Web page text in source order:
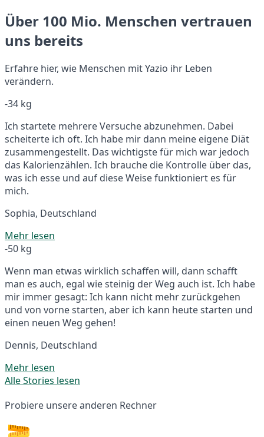
Über 100 Mio. Menschen vertrauen
uns bereits
Erfahre hier, wie Menschen mit Yazio ihr Leben
verändern.
-34 kg
Ich startete mehrere Versuche abzunehmen. Dabei
scheiterte ich oft. Ich habe mir dann meine eigene Diät
zusammengestellt. Das wichtigste für mich war jedoch
das Kalorienzählen. Ich brauche die Kontrolle über das,
was ich esse und auf diese Weise funktioniert es für
mich.
Sophia, Deutschland
Mehr lesen
-50 kg
Wenn man etwas wirklich schaffen will, dann schafft
man es auch, egal wie steinig der Weg auch ist. Ich habe
mir immer gesagt: Ich kann nicht mehr zurückgehen
und von vorne starten, aber ich kann heute starten und
einen neuen Weg gehen!
Dennis, Deutschland
Mehr lesen
Alle Stories lesen
Probiere unsere anderen Rechner